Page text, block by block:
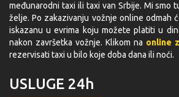
međunarodni taxi ili taxi van Srbije. Mi smo
želje. Po zakazivanju vožnje online odmah
iskazanu u evrima koju možete platiti u
nakon završetka vožnje. Klikom na online
rezervisati taxi u bilo koje doba dana ili noći.
USLUGE 24h